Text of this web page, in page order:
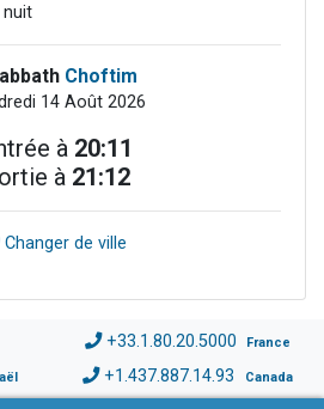
nuit
Choftim
14 Août 2026
à 20:11
à 21:12
Changer de ville
+33.1.80.20.5000 France
+1.437.887.14.93 Canada